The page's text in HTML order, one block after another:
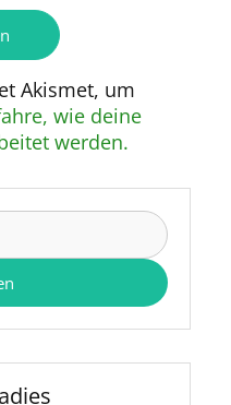
Akismet, um
wie deine
werden.
Suchen
nach: